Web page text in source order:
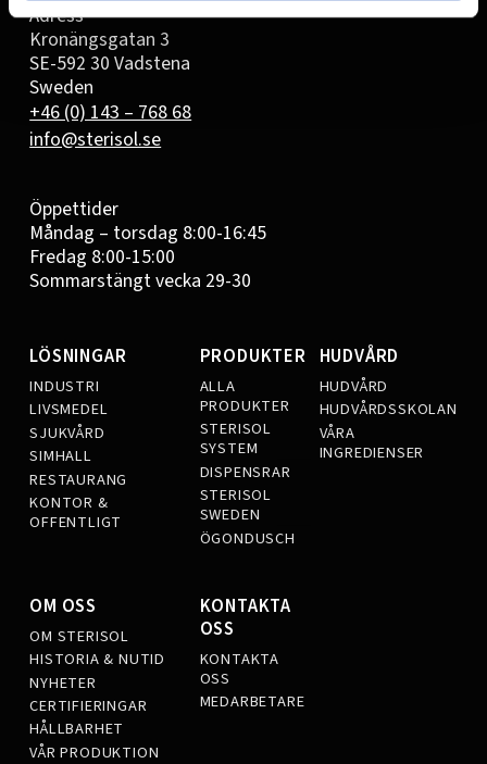
Adress
Kronängsgatan 3
SE-592 30 Vadstena
Sweden
+46 (0) 143 – 768 68
info@sterisol.se
Öppettider
Måndag – torsdag 8:00-16:45
Fredag 8:00-15:00
Sommarstängt vecka 29-30
LÖSNINGAR
INDUSTRI
LIVSMEDEL
SJUKVÅRD
SIMHALL
RESTAURANG
KONTOR &
OFFENTLIGT
PRODUKTER
ALLA
PRODUKTER
STERISOL
SYSTEM
DISPENSRAR
STERISOL
SWEDEN
ÖGONDUSCH
HUDVÅRD
HUDVÅRD
HUDVÅRDSSKOLAN
VÅRA
INGREDIENSER
OM OSS
OM STERISOL
HISTORIA & NUTID
NYHETER
CERTIFIERINGAR
HÅLLBARHET
VÅR PRODUKTION
KONTAKTA
OSS
KONTAKTA
OSS
MEDARBETARE